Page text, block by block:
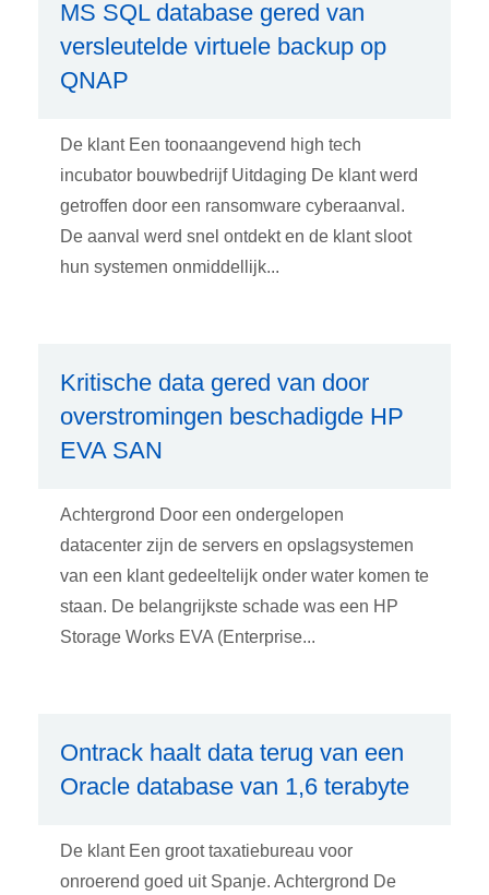
MS SQL database gered van
versleutelde virtuele backup op
QNAP
De klant Een toonaangevend high tech
incubator bouwbedrijf Uitdaging De klant werd
getroffen door een ransomware cyberaanval.
De aanval werd snel ontdekt en de klant sloot
hun systemen onmiddellijk...
Kritische data gered van door
overstromingen beschadigde HP
EVA SAN
Achtergrond Door een ondergelopen
datacenter zijn de servers en opslagsystemen
van een klant gedeeltelijk onder water komen te
staan. De belangrijkste schade was een HP
Storage Works EVA (Enterprise...
Ontrack haalt data terug van een
Oracle database van 1,6 terabyte
De klant Een groot taxatiebureau voor
onroerend goed uit Spanje. Achtergrond De